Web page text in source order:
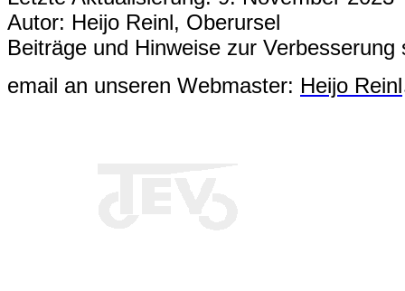
Autor: Heijo Reinl, Oberursel
Beiträge und Hinweise zur
email an unseren Webmaster: Heijo Reinl